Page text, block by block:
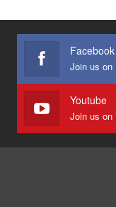
Facebook
Youtube
Join us on